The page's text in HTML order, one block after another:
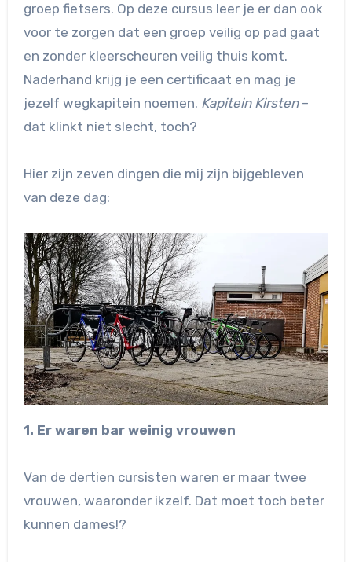
groep fietsers. Op deze cursus leer je er dan ook
voor te zorgen dat een groep veilig op pad gaat
en zonder kleerscheuren veilig thuis komt.
Naderhand krijg je een certificaat en mag je
jezelf wegkapitein noemen. Kapitein Kirsten–
dat klinkt niet slecht, toch?
Hier zijn zeven dingen die mij zijn bijgebleven
van deze dag:
1. Er waren bar weinig vrouwen
Van de dertien cursisten waren er maar twee
vrouwen, waaronder ikzelf. Dat moet toch beter
kunnen dames!?